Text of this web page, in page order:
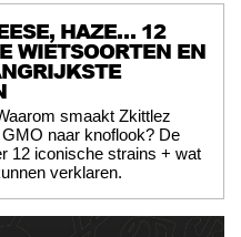
HAZE… 12
WIETSOORTEN EN
smaakt Zkittlez
naar knoflook? De
12 iconische strains + wat
verklaren.